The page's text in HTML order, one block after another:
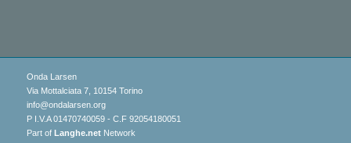
Onda Larsen
Via Mottalciata 7, 10154 Torino
info@ondalarsen.org
P I.V.A 01470740059 - C.F 92054180051
Part of Langhe.netNetwork